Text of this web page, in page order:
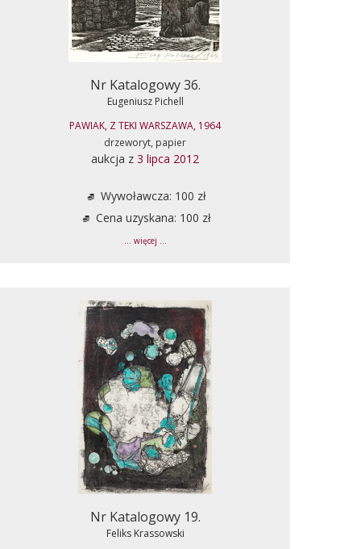
Nr Katalogowy 36.
Eugeniusz Pichell
PAWIAK, Z TEKI WARSZAWA, 1964
drzeworyt, papier
aukcja z 3 lipca 2012
Wywoławcza: 100 zł
Cena uzyskana: 100 zł
... więcej ...
Nr Katalogowy 19.
Feliks Krassowski